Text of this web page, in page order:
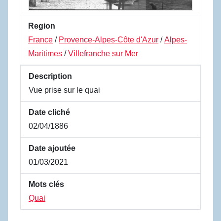
Region
France / Provence-Alpes-Côte d'Azur /Alpes-
Maritimes /Villefranche sur Mer
Description
Vue prise sur le quai
Date cliché
02/04/1886
Date ajoutée
01/03/2021
Mots clés
Quai